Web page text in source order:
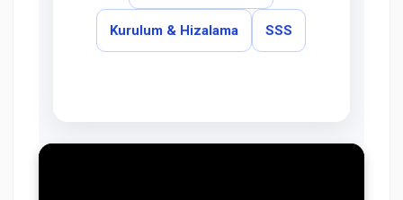
Kurulum & Hizalama SSS